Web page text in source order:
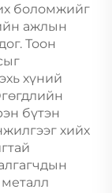
боломжийг
ажлын
Тоон
хүний
бүтэн
хийх